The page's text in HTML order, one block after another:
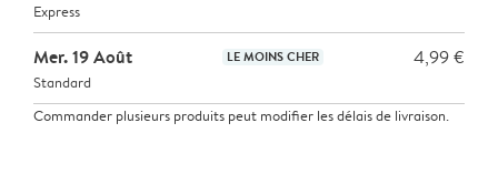
Express
Mer. 19 Août LE MOINS CHER 4,99 €
Standard
Commander plusieurs produits peut modifier les délais de livraison.